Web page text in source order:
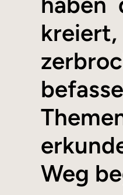
Weg